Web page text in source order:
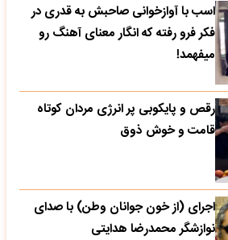
اسب با آوازخوانی صاحبش به قدری در
فکر فرو رفته که انگار معنای آهنگ رو
میفهمد!
رقص و پایکوبی پر انرژی مردان کوتاه
قامت و خوش ذوق
اجرای (از خون جوانان وطن) با صدای
نوازشگر محمدرضا هدایتی